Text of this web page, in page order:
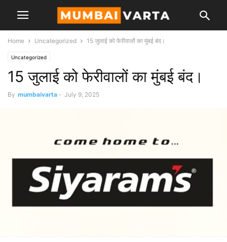
Home Uncategorized 15 जुलाई को फेरीवालों का मुंबई बंद।
Uncategorized
15 जुलाई को फेरीवालों का मुंबई बंद।
By mumbaivarta - July 9, 2025